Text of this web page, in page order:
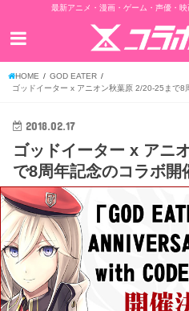
最新アニメ・漫画・ゲーム・声優・
HOME
GOD EATER
ゴッドイーター x アニオン秋葉原 2/20-25まで8
2018.02.17
ゴッドイーター x アニ
で8周年記念のコラボ開